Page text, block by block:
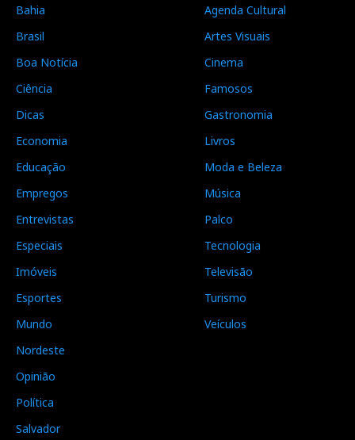
Bahia
Brasil
Boa Notícia
Ciência
Dicas
Economia
Educação
Empregos
Entrevistas
Especiais
Imóveis
Esportes
Mundo
Nordeste
Opinião
Política
Salvador
Agenda Cultural
Artes Visuais
Cinema
Famosos
Gastronomia
Livros
Moda e Beleza
Música
Palco
Tecnologia
Televisão
Turismo
Veículos